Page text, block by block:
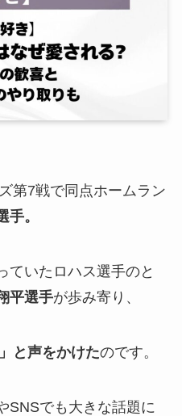
第7戦で同点ホームラン
手。
ていたロハス選手のと
平選手が歩み寄り、
と声をかけたのです。
SNSでも大きな話題に